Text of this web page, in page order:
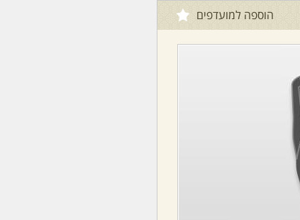
הוספה למועדפים